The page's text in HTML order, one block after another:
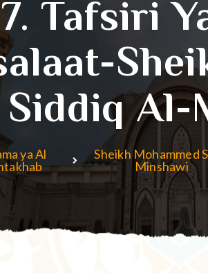
Tafsiri
Siddiq Al-
ya Al
Sheikh Mohammed
Minshawi